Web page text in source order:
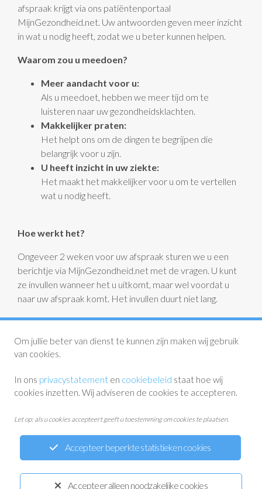
afspraak krijgt via ons patiëntenportaal
MijnGezondheid.net. Uw antwoorden geven meer inzicht
in wat u nodig heeft, zodat we u beter kunnen helpen.
Waarom zou u meedoen?
Meer aandacht voor u:
Als u meedoet, hebben we meer tijd om te
luisteren naar uw gezondheidsklachten.
Makkelijker praten:
Het helpt ons om de dingen te begrijpen die
belangrijk voor u zijn.
U heeft inzicht in uw ziekte:
Het maakt het makkelijker voor u om te vertellen
wat u nodig heeft.
Hoe werkt het?
Ongeveer 2 weken voor uw afspraak sturen we u een
berichtje via MijnGezondheid.net met de vragen. U kunt
ze invullen wanneer het u uitkomt, maar wel voordat u
naar uw afspraak komt. Het invullen duurt niet lang.
Bedankt dat u meedoet. Samen maken we de zorg beter.
Heeft u vragen? Onze POH-S helpt u graag verder.
Privacystatement Disclaimer
Cookiewetgeving
Accepteer alleen noodzakelijke cookies
Accepteer beperkte statistieken cookies
Om jullie beter van dienst te kunnen zijn maken wij gebruik
van cookies.
In ons privacystatement en cookiebeleid staat hoe wij
cookies inzetten. Wij adviseren de cookies te accepteren.
Let op: als u cookies accepteert geeft u toestemming om cookies te plaatsen.